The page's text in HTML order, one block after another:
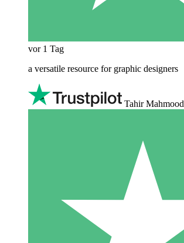
vor 1 Tag
a versatile resource for graphic designers
Tahir Mahmood